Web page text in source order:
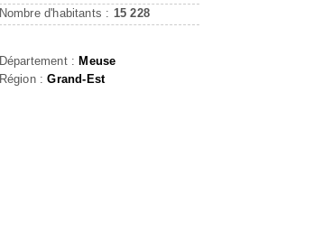
Nombre d'habitants : 15 228
Département : Meuse
Région :Grand-Est